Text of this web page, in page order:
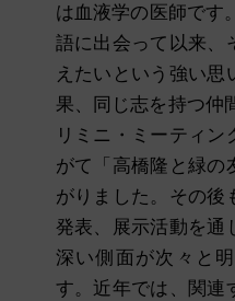
は血液学の医師です
語に出会って以来、
えたいという強い思
果、同じ志を持つ仲
リミニ・ミーティ
がて「高橋隆と緑の
がりました。その後
発表、展示活動を通
深い側面が次々と
す。近年では、関連